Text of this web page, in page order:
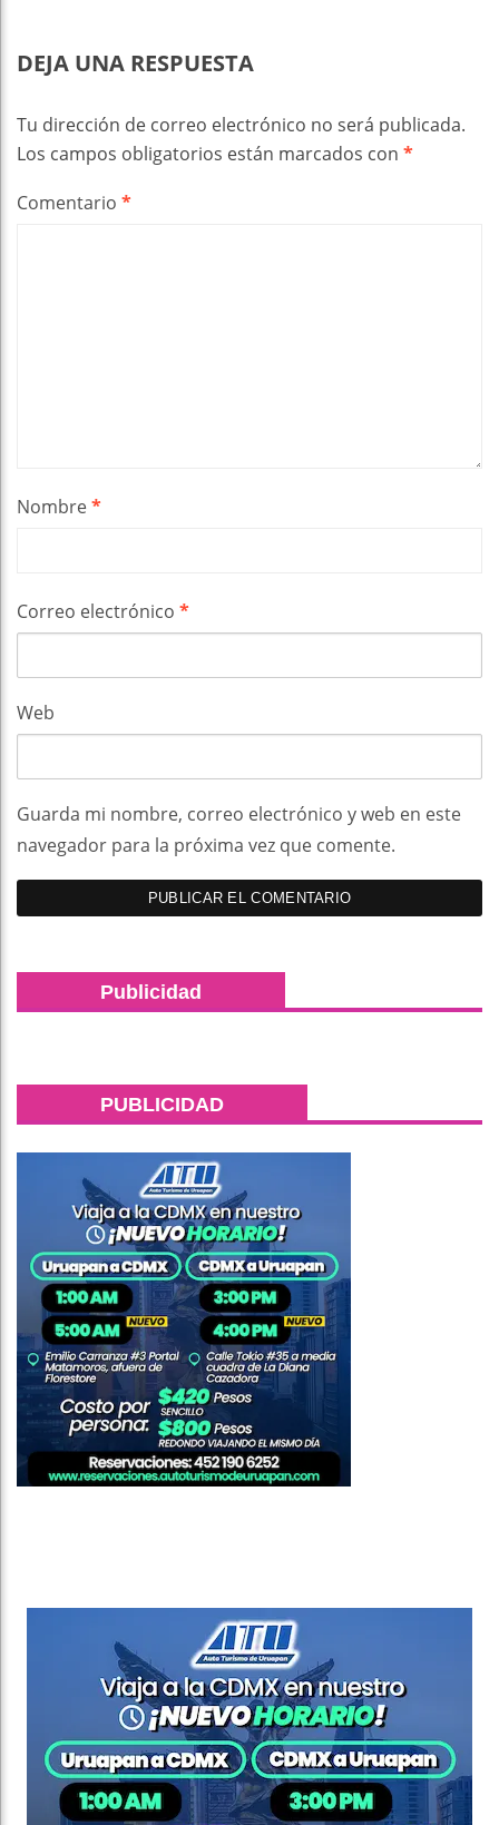
DEJA UNA RESPUESTA
Tu dirección de correo electrónico no será publicada.
Los campos obligatorios están marcados con *
Comentario *
Nombre*
Correo electrónico *
Web
Guarda mi nombre, correo electrónico y web en este
navegador para la próxima vez que comente.
Publicidad
PUBLICIDAD